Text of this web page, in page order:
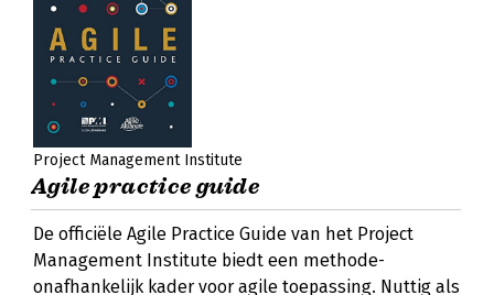
Project Management Institute
Agile practice guide
De officiële Agile Practice Guide van het Project
Management Institute biedt een methode-
onafhankelijk kader voor agile toepassing. Nuttig als